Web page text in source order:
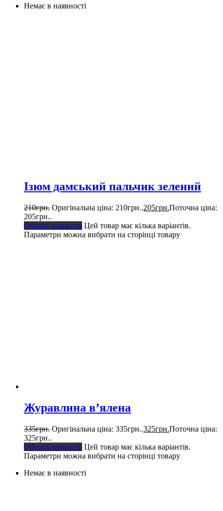
Немає в наявності
Ізюм дамський пальчик зелений
210грн. Оригінальна ціна: 210грн..205грн.Поточна ціна:
205грн..
Оберіть кількість Цей товар має кілька варіантів.
Параметри можна вибрати на сторінці товару
Журавлина в’ялена
335грн. Оригінальна ціна: 335грн..325грн.Поточна ціна:
325грн..
Оберіть кількість Цей товар має кілька варіантів.
Параметри можна вибрати на сторінці товару
Немає в наявності